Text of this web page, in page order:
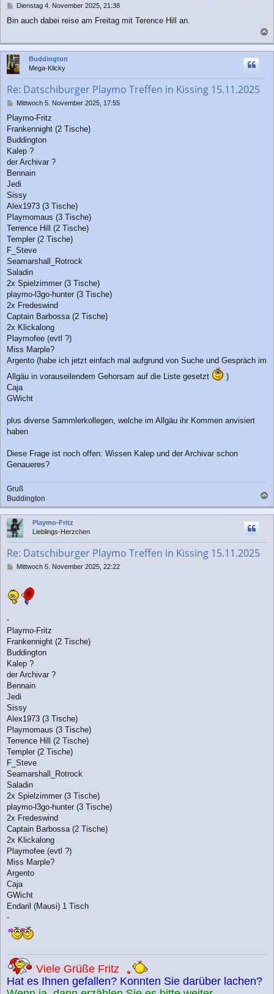
B
i
r
a
g
Dienstag 4. November 2025, 21:38
Bin auch dabei reise am Freitag mit Terence Hill an.
a
c
Buddington
Mega-Klicky
Re: Datschiburger Playmo Treffen in Kissing 15.11.2025
B
i
t
r
a
Mittwoch 5. November 2025, 17:55
Playmo-Fritz
Frankennight (2 Tische)
Buddington
Kalep ?
der Archivar ?
Bennain
Jedi
Sissy
Alex1973 (3 Tische)
Playmomaus (3 Tische)
Terrence Hill (2 Tische)
Templer (2 Tische)
F_Steve
Seamarshall_Rotrock
Saladin
2x Spielzimmer (3 Tische)
playmo-l3go-hunter (3 Tische)
2x Fredeswind
Captain Barbossa (2 Tische)
2x Klickalong
Playmofee (evtl ?)
Miss Marple?
Argento (habe ich jetzt einfach mal aufgrund von Suche und Gespräch im
Allgäu in vorauseilendem Gehorsam auf die Liste gesetzt
)
Caja
GWicht
plus diverse Sammlerkollegen, welche im Allgäu ihr Kommen anvisiert
haben
Diese Frage ist noch offen: Wissen Kalep und der Archivar schon
Genaueres?
Gruß
Buddington
a
c
Playmo-Fritz
Lieblings-Herzchen
Re: Datschiburger Playmo Treffen in Kissing 15.11.2025
B
t
r
Mittwoch 5. November 2025, 22:22
-
Playmo-Fritz
Frankennight (2 Tische)
Buddington
Kalep ?
der Archivar ?
Bennain
Jedi
Sissy
Alex1973 (3 Tische)
Playmomaus (3 Tische)
Terrence Hill (2 Tische)
Templer (2 Tische)
F_Steve
Seamarshall_Rotrock
Saladin
2x Spielzimmer (3 Tische)
playmo-l3go-hunter (3 Tische)
2x Fredeswind
Captain Barbossa (2 Tische)
2x Klickalong
Playmofee (evtl ?)
Miss Marple?
Argento
Caja
GWicht
Endaril (Mausi) 1 Tisch
-
Viele Grüße Fritz
Hat es Ihnen gefallen? Konnten Sie darüber lachen?